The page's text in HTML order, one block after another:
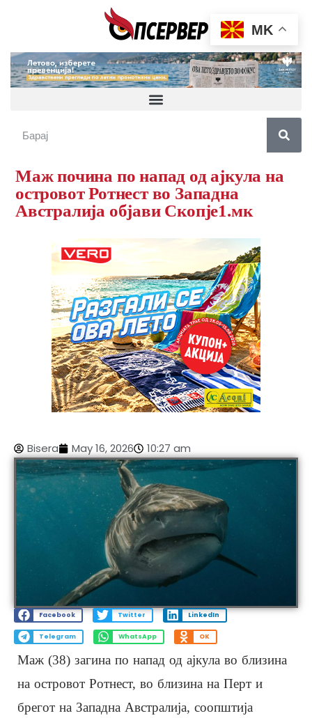
Маж почина по напад од ајкула на
островот Ротнест во Западна
Австралија објави Скопје1.мк
Bisera May 16, 2026 10:27 am
Facebook Twitter LinkedIn
Telegram WhatsApp OK
Маж (38) загина по напад од ајкула во близина
на островот Ротнест, во близина на Перт и
брегот на Западна Австралија, соопштија
MK